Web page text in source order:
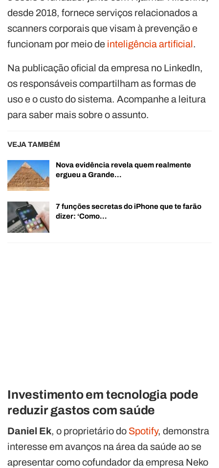
desde 2018, fornece serviços relacionados a
scanners corporais que visam à prevenção e
funcionam por meio de inteligência artificial.
Na publicação oficial da empresa no LinkedIn,
os responsáveis compartilham as formas de
uso e o custo do sistema. Acompanhe a leitura
para saber mais sobre o assunto.
VEJA TAMBÉM
Nova evidência revela quem realmente
ergueu a Grande…
7 funções secretas do iPhone que te farão
dizer: ‘Como…
Investimento em tecnologia pode
reduzir gastos com saúde
Daniel Ek, o proprietário do Spotify, demonstra
interesse em avanços na área da saúde ao se
apresentar como cofundador da empresa Neko